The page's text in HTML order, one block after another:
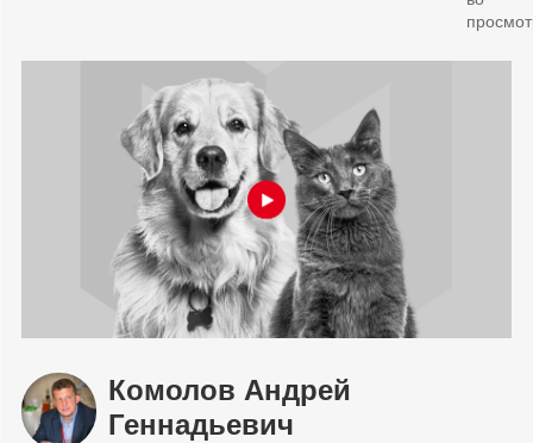
Комолов Андрей
Геннадьевич